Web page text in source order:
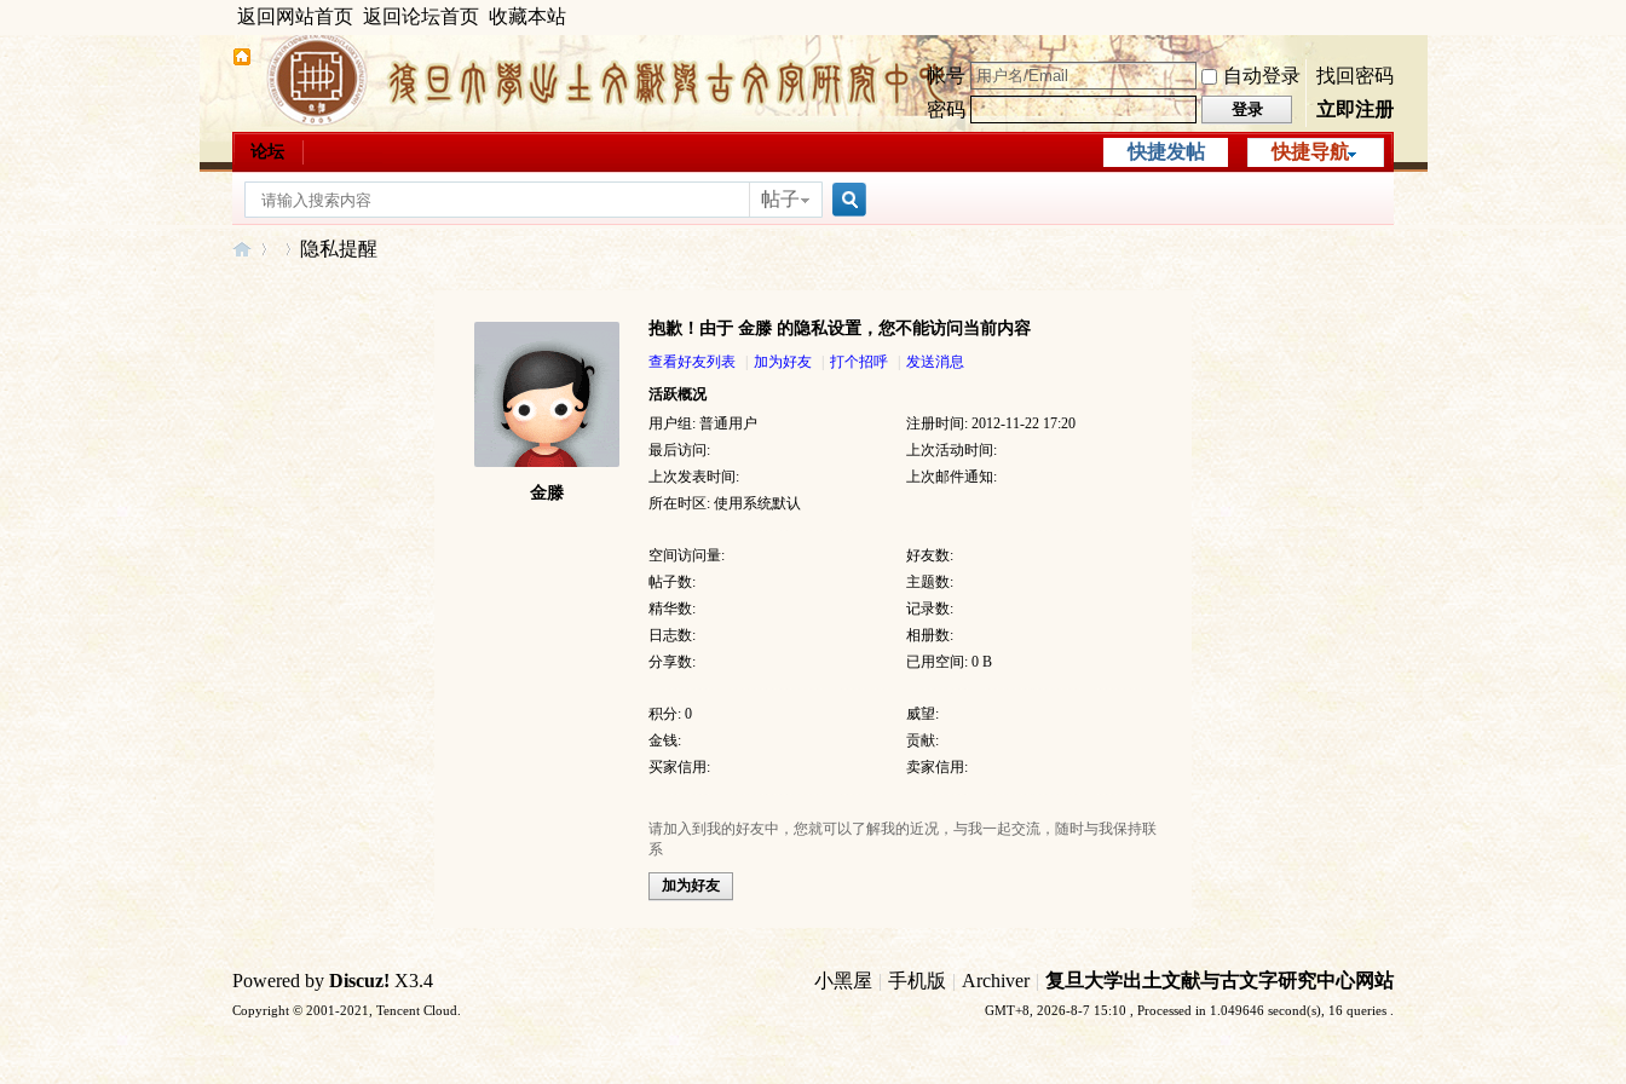
返回网站首页 返回论坛首页 收藏本站
帐号 自动登录
找回密码
密码
登录 立即注册
快捷导航
论坛 快捷发帖
帖子
索
土
›
隐私提醒
金滕
抱歉！由于 金滕 的隐私设置，您不能访问当前内容
查看好友列表 加为好友 打个招呼
发送消息
活跃概况
用户组: 普通用户
注册时间: 2012-11-22 17:20
最后访问:
上次活动时间:
上次发表时间:
上次邮件通知:
所在时区: 使用系统默认
空间访问量:
好友数:
帖子数:
主题数:
精华数:
记录数:
日志数:
相册数:
分享数:
已用空间: 0 B
积分: 0
威望:
金钱:
贡献:
买家信用:
卖家信用:
请加入到我的好友中，您就可以了解我的近况，与我一起交流，随时与我保持联
系
加为好友
小黑屋 | 手机版 | Archiver | 复旦大学出土文献与古文字研究中心网站
GMT+8, 2026-8-7 15:10 , Processed in 1.049646 second(s), 16 queries .
Powered by Discuz! X3.4
Copyright © 2001-2021, Tencent Cloud.